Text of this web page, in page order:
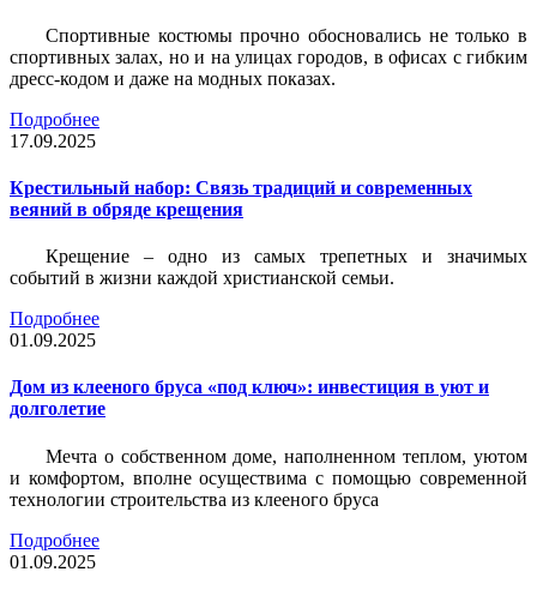
Спортивные костюмы прочно обосновались не только в
спортивных залах, но и на улицах городов, в офисах с гибким
дресс-кодом и даже на модных показах.
Подробнее
17.09.2025
Крестильный набор: Связь традиций и современных
веяний в обряде крещения
Крещение – одно из самых трепетных и значимых
событий в жизни каждой христианской семьи.
Подробнее
01.09.2025
Дом из клееного бруса «под ключ»: инвестиция в уют и
долголетие
Мечта о собственном доме, наполненном теплом, уютом
и комфортом, вполне осуществима с помощью современной
технологии строительства из клееного бруса
Подробнее
01.09.2025